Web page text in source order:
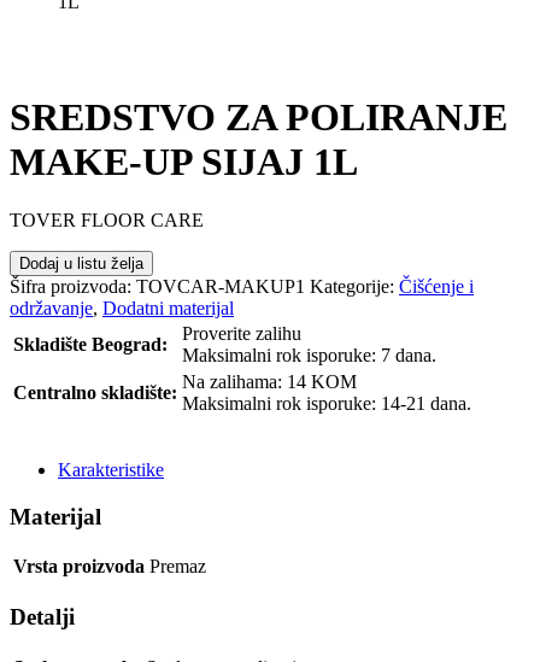
SREDSTVO ZA POLIRANJE
MAKE-UP SIJAJ 1L
TOVER FLOOR CARE
Dodaj u listu želja
Šifra proizvoda: TOVCAR-MAKUP1 Kategorije: Čišćenje i
održavanje, Dodatni materijal
Skladište Beograd:
Proverite zalihu
Maksimalni rok isporuke: 7 dana.
Centralno skladište:
Na zalihama: 14 KOM
Maksimalni rok isporuke: 14-21 dana.
Karakteristike
Materijal
Vrsta proizvoda Premaz
Detalji